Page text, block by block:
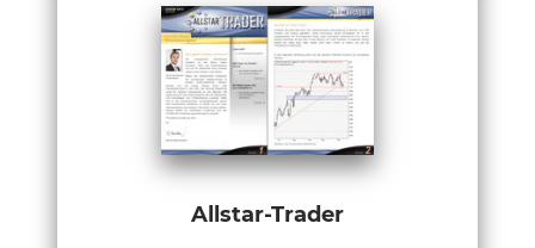
Allstar-Trader